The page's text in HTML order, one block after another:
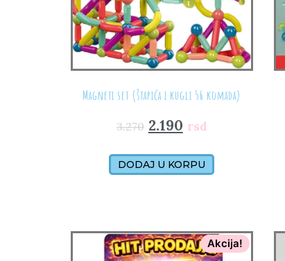
Magneti set (štapića i kugli 56 komada)
3.270 2.190 rsd
DODAJ U KORPU
Akcija!